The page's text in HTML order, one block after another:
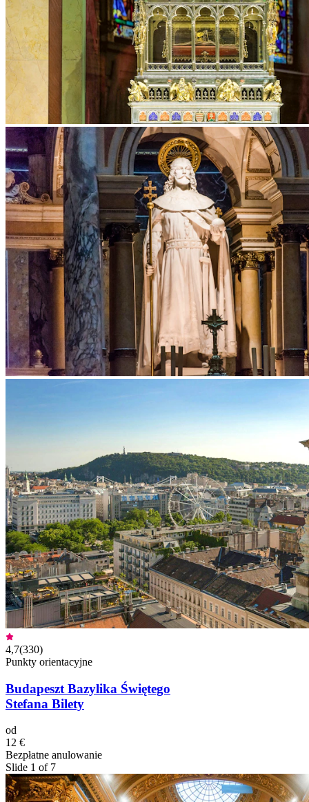
4,7(330)
Punkty orientacyjne
Budapeszt Bazylika Świętego
Stefana Bilety
od
12 €
Bezpłatne anulowanie
Slide 1 of 7